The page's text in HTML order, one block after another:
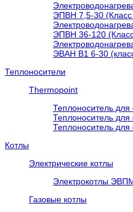
ЭПВН 7,5-30
ЭПВН 36-120
ЭВАН В1 6-30
Теплоносители
Thermopoint
Теплоноситель
Теплоноситель
Теплоноситель
Котлы
Электрические котлы
Электрокотлы
Газовые котлы